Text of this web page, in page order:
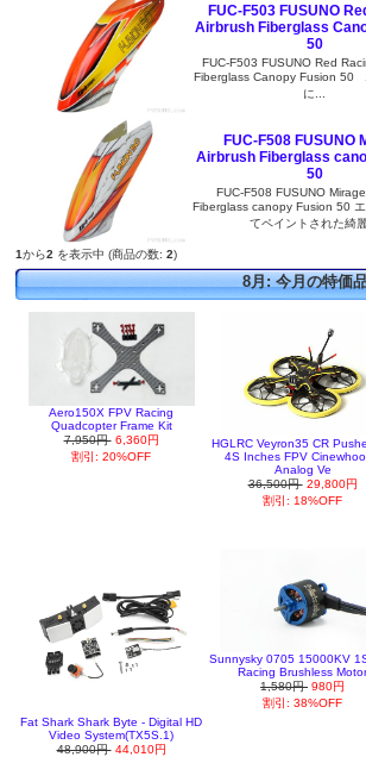
FUC-F503 FUSUNO
Airbrush Fiberglass
50
FUC-F503 FUSUNO Red
Fiberglass Canopy Fusion 50
に...
FUC-F508 FUSUNO
Airbrush Fiberglass
50
FUC-F508 FUSUNO
Fiberglass canopy Fusion 50
てペイントされた綺麗
1から2 を表示中 (商品の数: 2)
8月: 今月の特価
Aero150X FPV Racing
Quadcopter Frame Kit
7,950円 6,360円
割引: 20%OFF
HGLRC Veyron35 CR
4S Inches FPV
Analog Ve
36,500円 29,800円
割引: 18%OFF
Fat Shark Shark Byte - Digital HD
Video System(TX5S.1)
48,900円 44,010円
Sunnysky 0705 15000KV
Racing Brushless
1,580円 980円
割引: 38%OFF